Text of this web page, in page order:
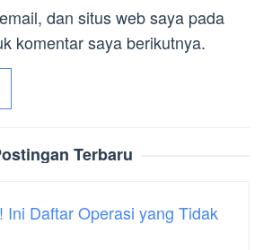
dan situs web saya pada
komentar saya berikutnya.
Terbaru
Ini Daftar Operasi yang Tidak